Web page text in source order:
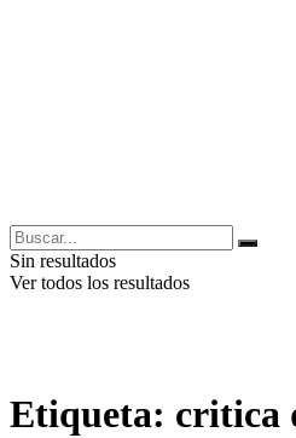
Sin resultados
Ver todos los resultados
Etiqueta: critica